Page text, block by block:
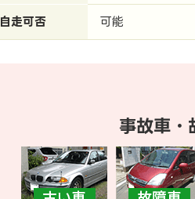
自走可否 可能
事故車・